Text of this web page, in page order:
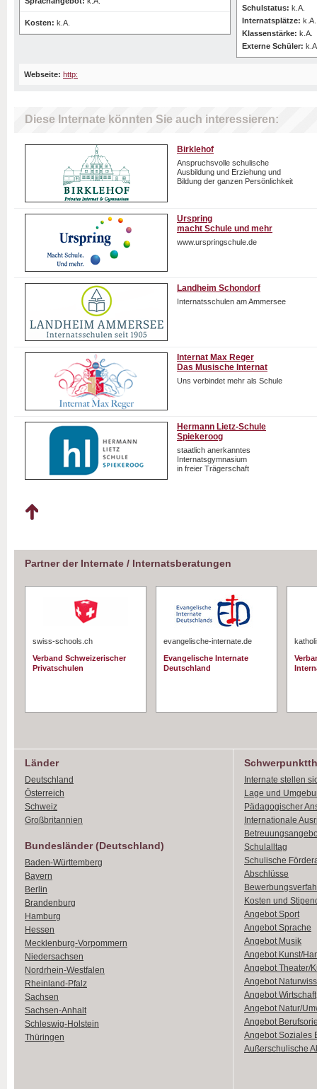
Kosten: k.A.
Schulstatus: k.A.
Internatsplätze: k.A.
Klassenstärke: k.A.
Externe Schüler:
Webseite: http:
Diese Internate könnten Sie auch interessieren:
Birklehof
Anspruchsvolle schulische
Ausbildung und Erziehung und
Bildung der ganzen Persönlichkeit
Urspring
macht Schule und mehr
www.urspringschule.de
Landheim Schondorf
Internatsschulen am Ammersee
Internat Max Reger
Das Musische Internat
Uns verbindet mehr als Schule
Hermann Lietz-Schule
Spiekeroog
staatlich anerkanntes
Internatsgymnasium
in freier Trägerschaft
Partner der Internate / Internatsberatungen
swiss-schools.ch
Verband Schweizerischer
Privatschulen
evangelische-internate.de
Evangelische Internate
Deutschland
Länder
Deutschland
Österreich
Schweiz
Großbritannien
Bundesländer (Deutschland)
Baden-Württemberg
Bayern
Berlin
Brandenburg
Hamburg
Hessen
Mecklenburg-Vorpommern
Niedersachsen
Nordrhein-Westfalen
Rheinland-Pfalz
Sachsen
Sachsen-Anhalt
Schleswig-Holstein
Thüringen
Internate stellen
Lage und
Pädagogischer
Internationale
Schulalltag
Schulische
Abschlüsse
Kosten und
Angebot Sport
Angebot Sprache
Angebot Musik
Angebot Kunst/
Angebot Theater/
Angebot
Angebot Wirtschaft
Angebot Natur/
Angebot
Angebot Soziales
Außerschulische